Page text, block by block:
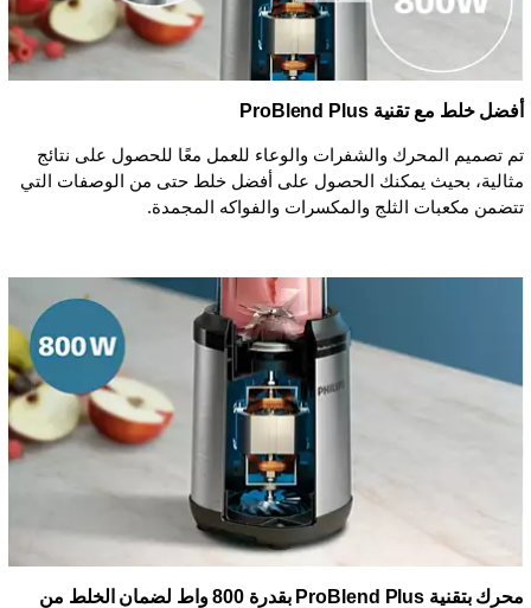
أفضل خلط مع تقنية ProBlend Plus
تم تصميم المحرك والشفرات والوعاء للعمل معًا للحصول على نتائج
مثالية، بحيث يمكنك الحصول على أفضل خلط حتى من الوصفات التي
تتضمن مكعبات الثلج والمكسرات والفواكه المجمدة.
محرك بتقنية ProBlend Plus بقدرة 800 واط لضمان الخلط من